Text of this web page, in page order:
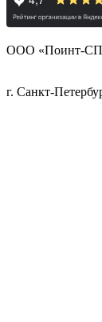
ООО «Поинт-
г. Санкт-